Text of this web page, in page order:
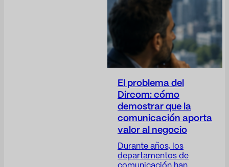
El problema del
Dircom: cómo
demostrar que la
comunicación aporta
valor al negocio
Durante años, los
departamentos de